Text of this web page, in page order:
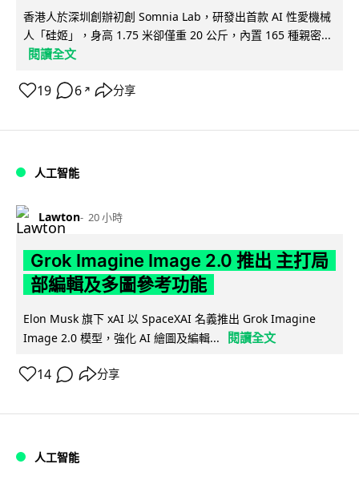
香港人於深圳創辦初創 Somnia Lab，研發出首款 AI 性愛機械
人「硅姬」，身高 1.75 米卻僅重 20 公斤，內置 165 種親密...
閱讀全文
19 6 ↗ 分享
人工智能
Lawton 20 小時
Grok Imagine Image 2.0 推出 主打局
部編輯及多圖參考功能
Elon Musk 旗下 xAI 以 SpaceXAI 名義推出 Grok Imagine
Image 2.0 模型，強化 AI 繪圖及編輯...
閱讀全文
14 分享
人工智能